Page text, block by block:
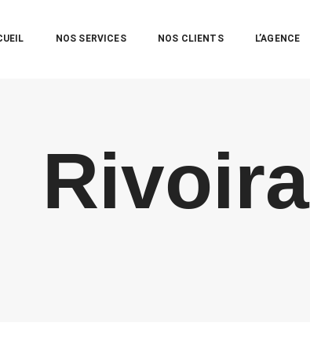
NOS SERVICES NOS CLIENTS L’AGENCE
Rivoira